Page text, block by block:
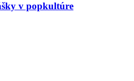
v popkultúre